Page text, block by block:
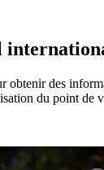
des
du point de